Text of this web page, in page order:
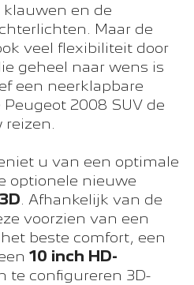
en de
Maar de
veel flexibiliteit door
geheel naar wens is
een neerklapbare
2008 SUV de
u van een optimale
optionele nieuwe
. Afhankelijk van de
voorzien van een
beste comfort, een
10 inch HD-
te configureren 3D-